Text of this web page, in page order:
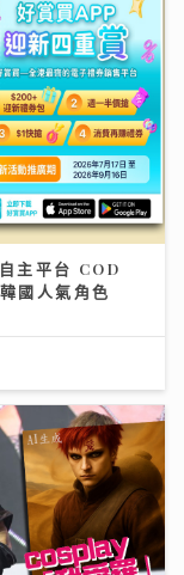
主平台 COD
國人氣角色